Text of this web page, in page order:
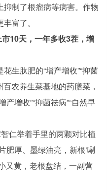
制了根瘤病等病害。作物
富了。
10天，一年多收3茬，增
生肽肥的“增产增收”“抑菌
百农养生菜基地的药膳菜，
增收”“抑菌祛病”“自然早
仁举着手里的两颗对比植
肥厚、墨绿油亮，新根‘唰
又黄，老根盘结，一副营